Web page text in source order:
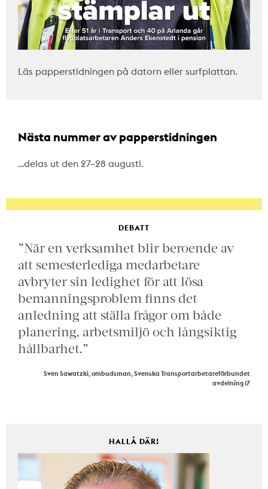
Läs papperstidningen på datorn eller surfplattan.
Nästa nummer av papperstidningen
…delas ut den 27–28 augusti.
DEBATT
”När en verksamhet blir beroende av
att semesterlediga medarbetare
avbryter sin ledighet för att lösa
bemanningsproblem finns det
anledning att ställa frågor om både
planering, arbetsmiljö och långsiktig
hållbarhet.”
Sven Sawatzki, ombudsman, Svenska Transportarbetareförbundet
avdelning 17
HALLÅ DÄR!